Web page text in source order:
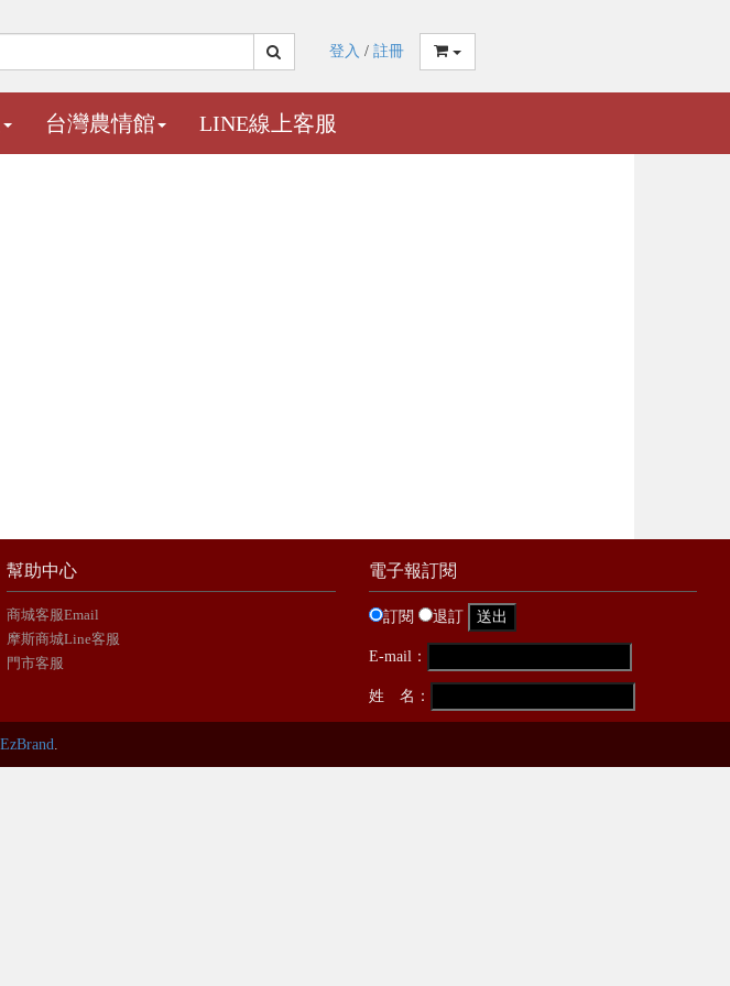
登入 / 註冊
台灣農情館 LINE線上客服
幫助中心
商城客服Email
摩斯商城Line客服
門市客服
電子報訂閱
訂閱 退訂
E-mail：
姓 名：
EzBrand.